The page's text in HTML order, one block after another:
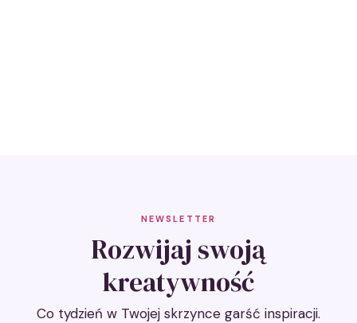
NEWSLETTER
Rozwijaj swoją
kreatywność
Co tydzień w Twojej skrzynce garść inspiracji.